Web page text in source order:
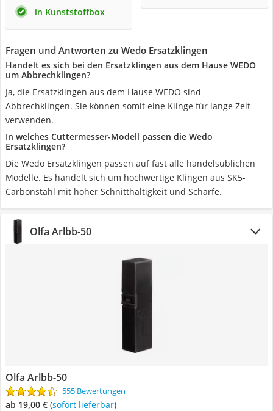
in Kunststoffbox
Fragen und Antworten zu Wedo Ersatzklingen
Handelt es sich bei den Ersatzklingen aus dem Hause WEDO
um Abbrechklingen?
Ja, die Ersatzklingen aus dem Hause WEDO sind
Abbrechklingen. Sie können somit eine Klinge für lange Zeit
verwenden.
In welches Cuttermesser-Modell passen die Wedo
Ersatzklingen?
Die Wedo Ersatzklingen passen auf fast alle handelsüblichen
Modelle. Es handelt sich um hochwertige Klingen aus SK5-
Carbonstahl mit hoher Schnitthaltigkeit und Schärfe.
Olfa Arlbb-50
Olfa Arlbb-50
555 Bewertungen
ab 19,00 € ( Sofort lieferbar)